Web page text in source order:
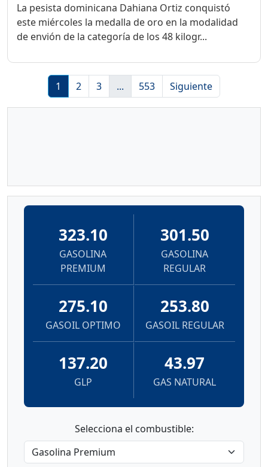
La pesista dominicana Dahiana Ortiz conquistó
este miércoles la medalla de oro en la modalidad
de envión de la categoría de los 48 kilogr...
1 2 3 ... 553 Siguiente
323.10
GASOLINA
PREMIUM
301.50
GASOLINA
REGULAR
275.10
GASOIL OPTIMO
253.80
GASOIL REGULAR
137.20
GLP
43.97
GAS NATURAL
Selecciona el combustible: